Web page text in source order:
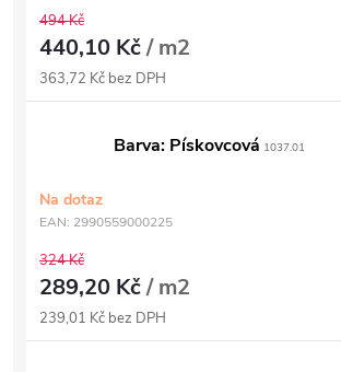
494 Kč
440,10 Kč/ m2
363,72 Kč bez DPH
Barva: Pískovcová 1037.01
Na dotaz
EAN: 2990559000225
324 Kč
289,20 Kč/ m2
239,01 Kč bez DPH